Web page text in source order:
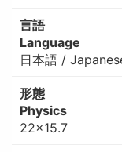
言語
Language
日本語 /
形態
Physics
22×15.7